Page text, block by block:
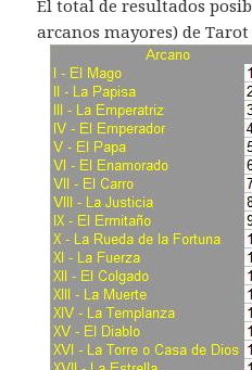
El total de resultados
arcanos mayores) de Tarot